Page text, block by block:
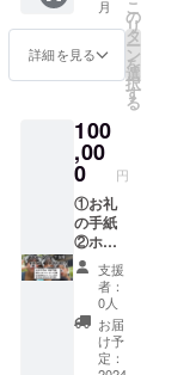
や招待
なども
できれ
験販売
や販売
に関わ
るご通
援者の
みが入
れる
シーク
レット
ECサイ
ト販売
⑤商品
の製品
制作後
に、夢
プロ
ジェク
月
詳細を見る
こ
の
リ
タ
ー
ン
を
選
択
す
る
100
,00
0 円
①お礼
の手紙
②ホー
ムペー
ジにス
ポン
サーと
して会
社名ま
支援
者：
0人
お届
け予
定：